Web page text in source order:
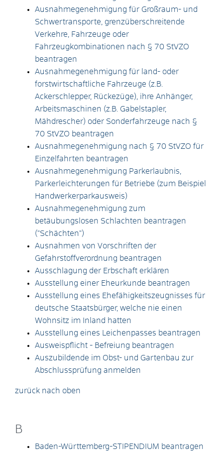
Ausnahmegenehmigung für Großraum- und
Schwertransporte, grenzüberschreitende
Verkehre, Fahrzeuge oder
Fahrzeugkombinationen nach § 70 StVZO
beantragen
Ausnahmegenehmigung für land- oder
forstwirtschaftliche Fahrzeuge (z.B.
Ackerschlepper, Rückezüge), ihre Anhänger,
Arbeitsmaschinen (z.B. Gabelstapler,
Mähdrescher) oder Sonderfahrzeuge nach §
70 StVZO beantragen
Ausnahmegenehmigung nach § 70 StVZO für
Einzelfahrten beantragen
Ausnahmegenehmigung Parkerlaubnis,
Parkerleichterungen für Betriebe (zum Beispiel
Handwerkerparkausweis)
Ausnahmegenehmigung zum
betäubungslosen Schlachten beantragen
("Schächten")
Ausnahmen von Vorschriften der
Gefahrstoffverordnung beantragen
Ausschlagung der Erbschaft erklären
Ausstellung einer Eheurkunde beantragen
Ausstellung eines Ehefähigkeitszeugnisses für
deutsche Staatsbürger, welche nie einen
Wohnsitz im Inland hatten
Ausstellung eines Leichenpasses beantragen
Ausweispflicht - Befreiung beantragen
Auszubildende im Obst- und Gartenbau zur
Abschlussprüfung anmelden
zurück nach oben
B
Baden-Württemberg-STIPENDIUM beantragen